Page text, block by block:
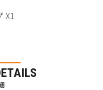
X1